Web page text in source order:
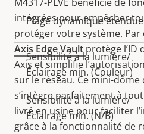
intégrées pour empêcher
protéger votre système. Par
Axis Edge Vault protège
Axis et simplifie
sur le réseau. Ce mini-
s’intègre parfaitement à
livré en usine pour faciliter
grâce à la fonctionnalité de
Plage dynamique étendue
Sensibilité à la lumière/
Éclairage min. (Couleur)
Sensibilité à la lumière/
Éclairage min. (N/B)